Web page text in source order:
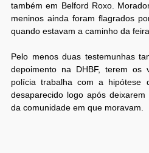
também em Belford Roxo.
meninos ainda foram flagrados
quando estavam a caminho da
Pelo menos duas testemunhas
depoimento na DHBF, terem
polícia trabalha com a hipótese
desaparecido logo após
da comunidade em que moravam.